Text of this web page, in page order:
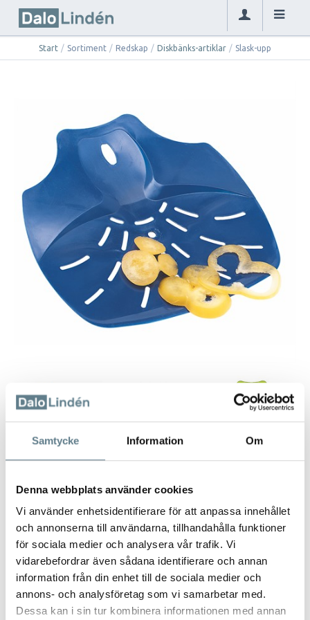
Samtycke Information Om
Denna webbplats använder cookies
Vi använder enhetsidentifierare för att anpassa innehållet
och annonserna till användarna, tillhandahålla funktioner
för sociala medier och analysera vår trafik. Vi
vidarebefordrar även sådana identifierare och annan
information från din enhet till de sociala medier och
annons- och analysföretag som vi samarbetar med.
Dessa kan i sin tur kombinera informationen med annan
Start / Sortiment / Redskap / Diskbänks-artiklar / Slask-upp
Slask-upp
28900-10
Beskrivning
Slask-upp av LLD för effektiv upptagning av skräp och matrester i
vasken.
Sorterade färger.